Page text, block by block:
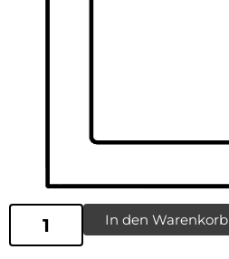
In den Warenkorb